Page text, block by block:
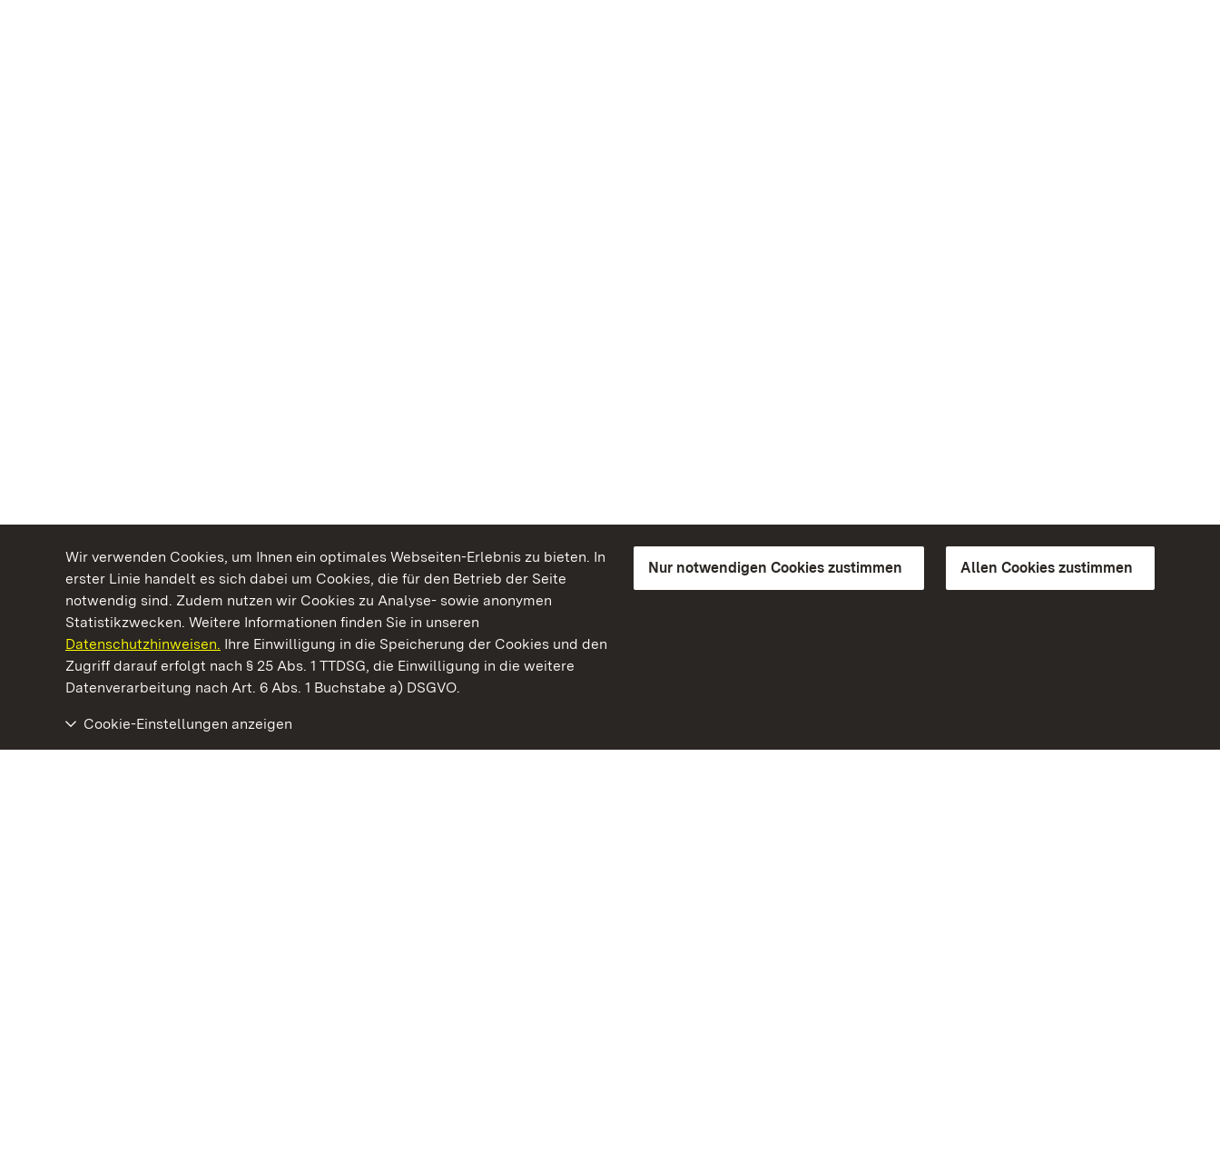
Wir verwenden Cookies, um Ihnen ein optimales Webseiten-Erlebnis zu bieten. In
erster Linie handelt es sich dabei um Cookies, die für den Betrieb der Seite
notwendig sind. Zudem nutzen wir Cookies zu Analyse- sowie anonymen
Statistikzwecken. Weitere Informationen finden Sie in unseren
Datenschutzhinweisen. Ihre Einwilligung in die Speicherung der Cookies und den
Zugriff darauf erfolgt nach § 25 Abs. 1 TTDSG, die Einwilligung in die weitere
Datenverarbeitung nach Art. 6 Abs. 1 Buchstabe a) DSGVO.
Nur notwendigen Cookies zustimmen Allen Cookies zustimmen
Cookie-Einstellungen anzeigen
Kommen. Staunen. Genießen.